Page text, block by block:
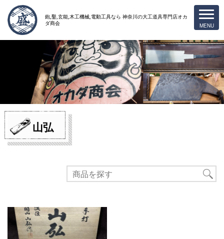
鉋,鑿,玄能,木工機械,電動工具なら 神奈川の大工道具専門店オカ
ダ商会
山弘